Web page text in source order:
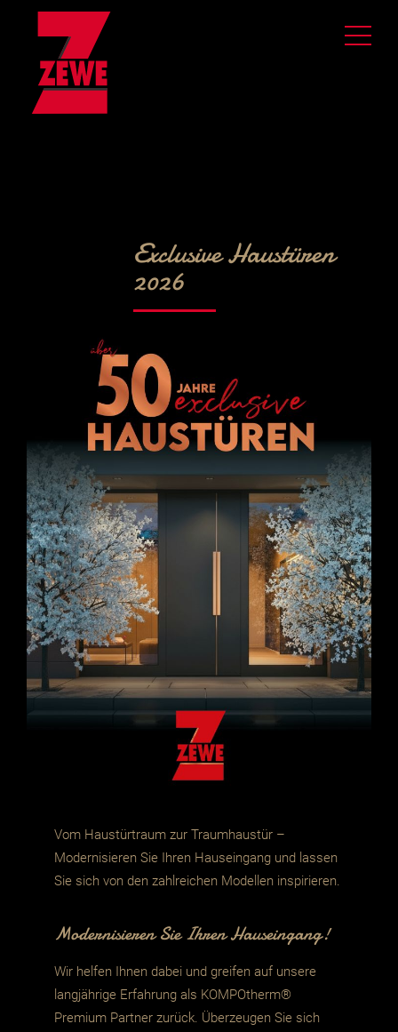
Exclusive Haustüren
2026
Vom Haustürtraum zur Traumhaustür –
Modernisieren Sie Ihren Hauseingang und lassen
Sie sich von den zahlreichen Modellen inspirieren.
Modernisieren Sie Ihren Hauseingang!
Wir helfen Ihnen dabei und greifen auf unsere
langjährige Erfahrung als KOMPOtherm®
Premium Partner zurück. Überzeugen Sie sich